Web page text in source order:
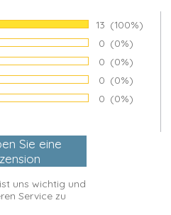
Anzahl von
13 Prozentsatz
(100%)
Anzahl von
0 Prozentsatz
(0%)
Anzahl von
0 Prozentsatz
(0%)
Anzahl von
0 Prozentsatz
(0%)
Anzahl von
0 Prozentsatz
(0%)
uns wichtig und
Service zu